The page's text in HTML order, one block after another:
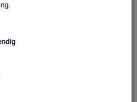
.
zu­ge­schnit­te­ne Son­der­
Ihnen wei­ter!